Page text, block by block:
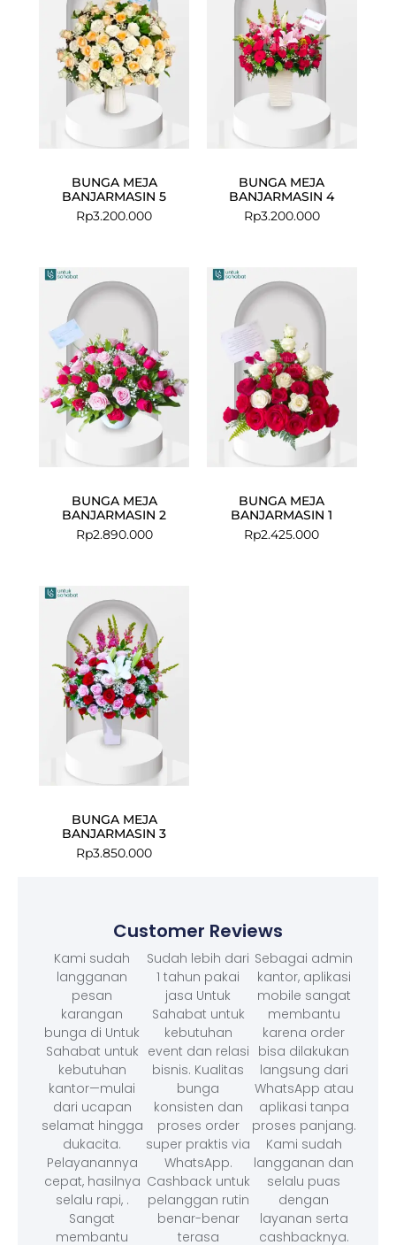
BUNGA MEJA
BANJARMASIN 5
Rp3.200.000
BUNGA MEJA
BANJARMASIN 4
Rp3.200.000
BUNGA MEJA
BANJARMASIN 2
Rp2.890.000
BUNGA MEJA
BANJARMASIN 1
Rp2.425.000
BUNGA MEJA
BANJARMASIN 3
Rp3.850.000
Customer Reviews
Kami sudah
langganan
pesan
karangan
bunga di Untuk
Sahabat untuk
kebutuhan
kantor—mulai
dari ucapan
selamat hingga
dukacita.
Pelayanannya
cepat, hasilnya
selalu rapi, .
Sangat
membantu
Sudah lebih dari
1 tahun pakai
jasa Untuk
Sahabat untuk
kebutuhan
event dan relasi
bisnis. Kualitas
bunga
konsisten dan
proses order
super praktis via
WhatsApp.
Cashback untuk
pelanggan rutin
benar-benar
terasa
Sebagai admin
kantor, aplikasi
mobile sangat
membantu
karena order
bisa dilakukan
langsung dari
WhatsApp atau
aplikasi tanpa
proses panjang.
Kami sudah
langganan dan
selalu puas
dengan
layanan serta
cashbacknya.